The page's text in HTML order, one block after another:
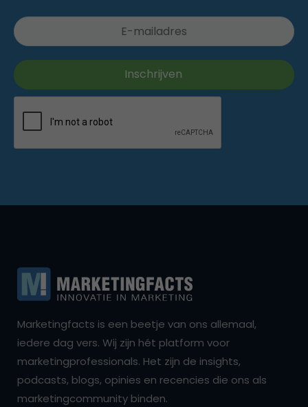
Marketingfacts is een beetje van ons allemaal,
iedere dag vers. Wij zijn hét platform voor
marketingprofessionals. Het zijn de insights,
podcasts, blogs, opinies en recencies die ons als
marketingcommunity binden.